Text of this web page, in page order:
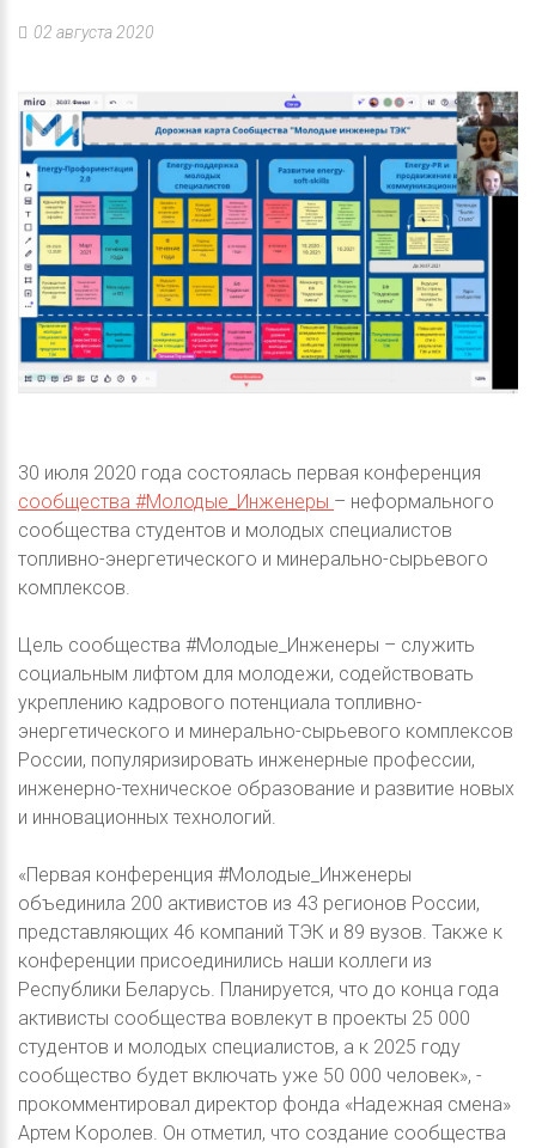
02 августа 2020
30 июля 2020 года состоялась первая конференция
сообщества #Молодые_Инженеры – неформального
сообщества студентов и молодых специалистов
топливно-энергетического и минерально-сырьевого
комплексов.
Цель сообщества #Молодые_Инженеры – служить
социальным лифтом для молодежи, содействовать
укреплению кадрового потенциала топливно-
энергетического и минерально-сырьевого комплексов
России, популяризировать инженерные профессии,
инженерно-техническое образование и развитие новых
и инновационных технологий.
«Первая конференция #Молодые_Инженеры
объединила 200 активистов из 43 регионов России,
представляющих 46 компаний ТЭК и 89 вузов. Также к
конференции присоединились наши коллеги из
Республики Беларусь. Планируется, что до конца года
активисты сообщества вовлекут в проекты 25 000
студентов и молодых специалистов, а к 2025 году
сообщество будет включать уже 50 000 человек», -
прокомментировал директор фонда «Надежная смена»
Артем Королев. Он отметил, что создание сообщества